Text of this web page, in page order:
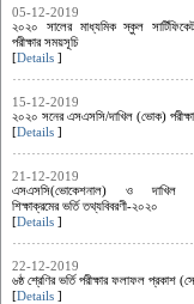
05-12-2019
২০২০ সালের মাধ্যমিক স্কুল
পরীক্ষার সময়সূচি
[Details ]
15-12-2019
২০২০ সনের এসএসসি/দাখিল (ভোক)
[Details ]
21-12-2019
এসএসসি(ভোকেশনাল) ও দাখিল
শিক্ষাক্রমের ভর্তি তথ্যবিবরণী-২০২০
[Details ]
22-12-2019
৬ষ্ঠ শ্রেণির ভর্তি পরীক্ষার ফলাফল প্রকাশ
[Details ]